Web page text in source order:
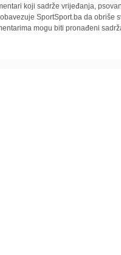
koji sadrže vrijeđanja,
SportSport.ba da obriše
mogu biti pronađeni